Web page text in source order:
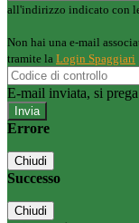
all'indirizzo indicato con
Non hai una e-mail
tramite la Login Spaggiari
E-mail inviata, si
Errore
Chiudi
Successo
Chiudi